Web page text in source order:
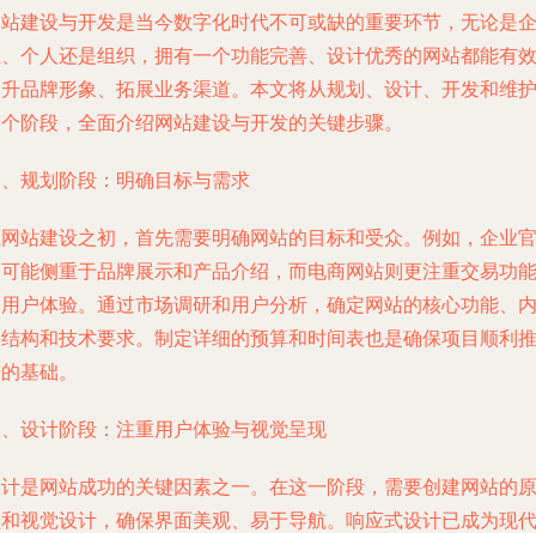
建设与开发是当今数字化时代不可或缺的重要环节，无论是企
个人还是组织，拥有一个功能完善、设计优秀的网站都能有效
品牌形象、拓展业务渠道。本文将从规划、设计、开发和维护
阶段，全面介绍网站建设与开发的关键步骤。
规划阶段：明确目标与需求
站建设之初，首先需要明确网站的目标和受众。例如，企业官
能侧重于品牌展示和产品介绍，而电商网站则更注重交易功能
户体验。通过市场调研和用户分析，确定网站的核心功能、内
构和技术要求。制定详细的预算和时间表也是确保项目顺利推
基础。
设计阶段：注重用户体验与视觉呈现
是网站成功的关键因素之一。在这一阶段，需要创建网站的原
视觉设计，确保界面美观、易于导航。响应式设计已成为现代